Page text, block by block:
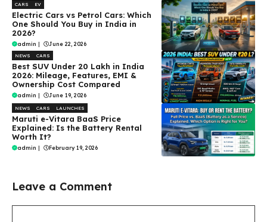
CARS EV
Electric Cars vs Petrol Cars: Which
One Should You Buy in India in
2026?
admin | June 22, 2026
NEWS CARS
Best SUV Under ₹20 Lakh in India
2026: Mileage, Features, EMI &
Ownership Cost Compared
admin | June 19, 2026
NEWS CARS LAUNCHES
Maruti e-Vitara BaaS Price
Explained: Is the Battery Rental
Worth It?
admin | February 19, 2026
Leave a Comment